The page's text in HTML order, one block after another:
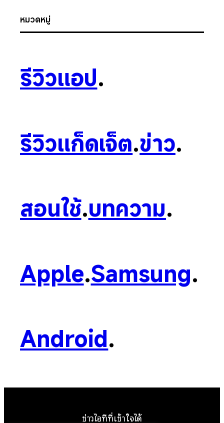
หมวดหมู่
รีวิวแอป.
รีวิวแก็ดเจ็ต.ข่าว.
สอนใช้.บทความ.
Apple.Samsung.
Android.
ข่าวไอทีที่เข้าใจได้